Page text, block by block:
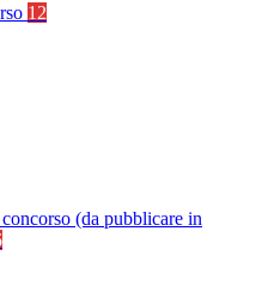
12
(da pubblicare in